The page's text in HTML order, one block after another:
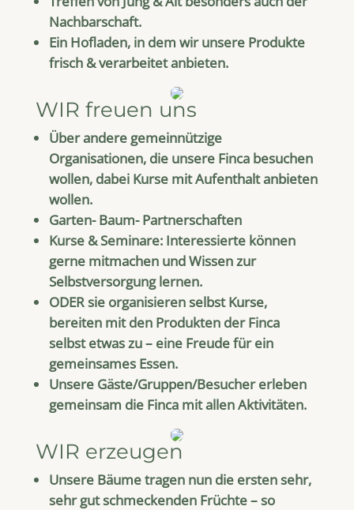
Nachbarschaft.
Ein Hofladen, in dem wir unsere Produkte
frisch & verarbeitet anbieten.
WIR freuen uns
Über andere gemeinnützige
Organisationen, die unsere Finca besuchen
wollen, dabei Kurse mit Aufenthalt anbieten
wollen.
Garten- Baum- Partnerschaften
Kurse & Seminare: Interessierte können
gerne mitmachen und Wissen zur
Selbstversorgung lernen.
ODER sie organisieren selbst Kurse,
bereiten mit den Produkten der Finca
selbst etwas zu – eine Freude für ein
gemeinsames Essen.
Unsere Gäste/Gruppen/Besucher erleben
gemeinsam die Finca mit allen Aktivitäten.
WIR erzeugen
Unsere Bäume tragen nun die ersten sehr,
sehr gut schmeckenden Früchte – so